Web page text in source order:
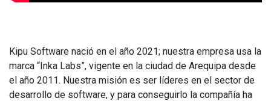
Kipu Software nació en el año 2021; nuestra empresa usa la
marca “Inka Labs”, vigente en la ciudad de Arequipa desde
el año 2011. Nuestra misión es ser líderes en el sector de
desarrollo de software, y para conseguirlo la compañía ha